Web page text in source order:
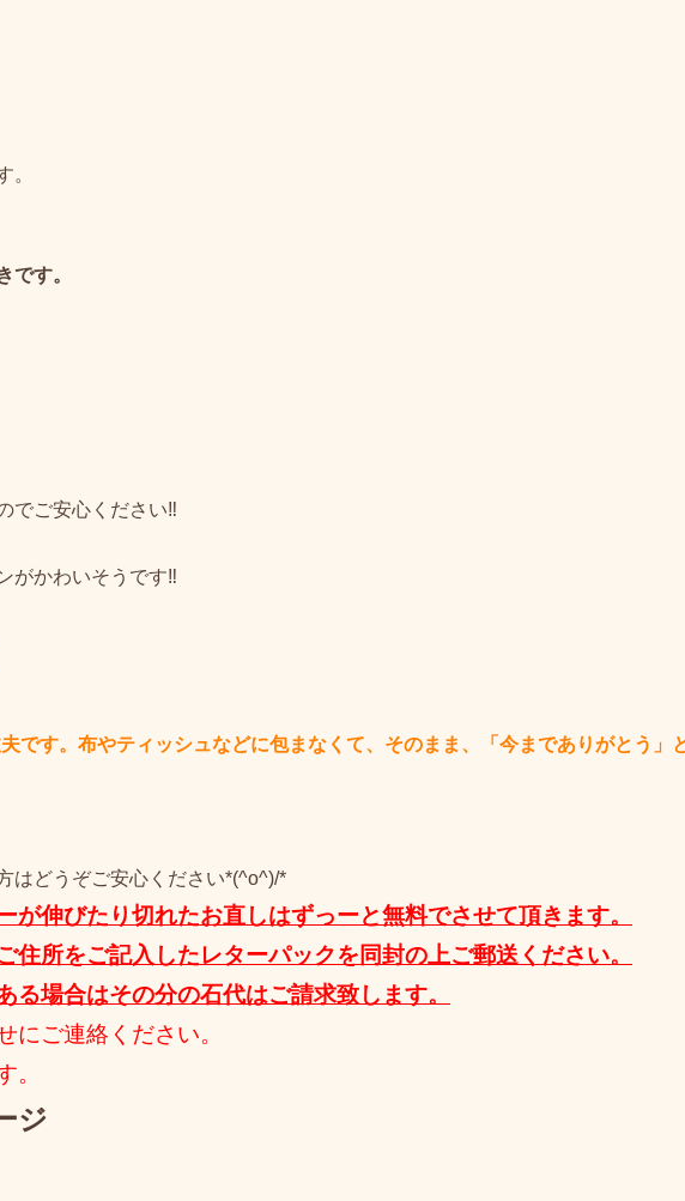
。
です。
でご安心ください‼︎
がかわいそうです‼︎
です。布やティッシュなどに包まなくて、そのまま、「今までありがとう」
はどうぞご安心ください*(^o^)/*
が伸びたり切れたお直しはずっーと無料でさせて頂きます。
住所をご記入したレターパックを同封の上ご郵送ください。
場合はその分の石代はご請求致します。
にご連絡ください。
。
ジ